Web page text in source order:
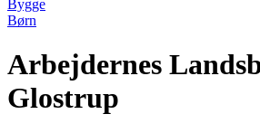
Bygge
Børn
Arbejdernes
Glostrup